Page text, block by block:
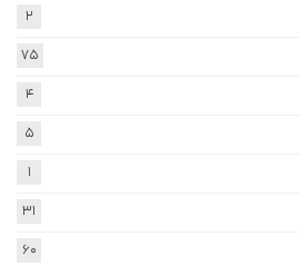
2
75
4
5
1
31
60